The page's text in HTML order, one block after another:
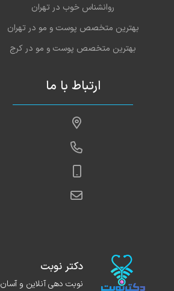
روانشناس خوب در تهران
بهترین متخصص پوست و مو در تهران
بهترین متخصص پوست و مو در کرج
ارتباط با ما
دکتر نوبت
نوبت دهی آنلاین و آسان